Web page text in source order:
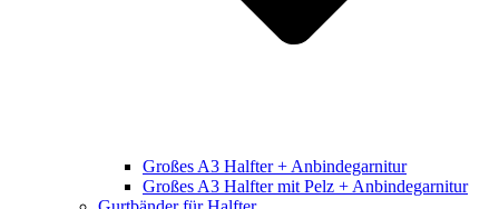
Großes A3 Halfter + Anbindegarnitur
Großes A3 Halfter mit Pelz + Anbindegarnitur